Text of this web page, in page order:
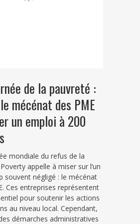
de la pauvreté :
mécénat des PME
un emploi à 200
mondiale du refus de la
appelle à miser sur l’un
souvent négligé : le mécénat
Ces entreprises représentent
pour soutenir les actions
au niveau local. Cependant,
démarches administratives